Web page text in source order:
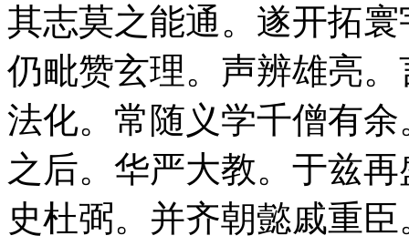
其志莫之能通。遂开拓
仍毗赞玄理。声辨雄亮
法化。常随义学千僧有
之后。华严大教。于兹
史杜弼。并齐朝懿戚重